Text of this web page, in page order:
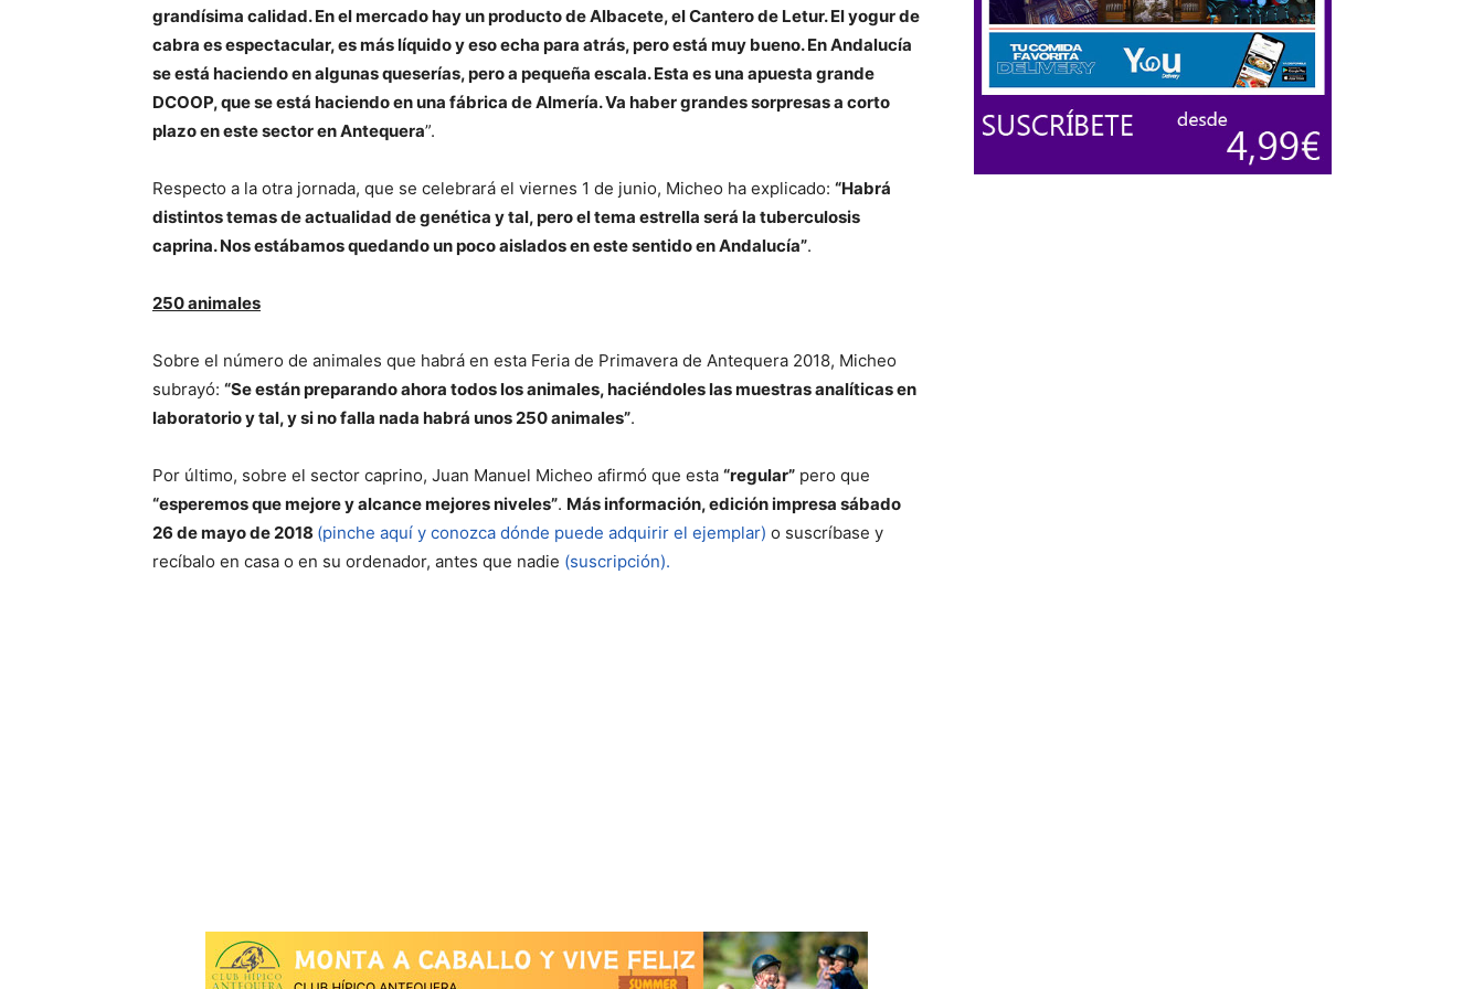
grandísima calidad. En el mercado hay un producto de Albacete, el Cantero de Letur. El yogur de
cabra es espectacular, es más líquido y eso echa para atrás, pero está muy bueno. En Andalucía
se está haciendo en algunas queserías, pero a pequeña escala. Esta es una apuesta grande
DCOOP, que se está haciendo en una fábrica de Almería. Va haber grandes sorpresas a corto
plazo en este sector en Antequera”.
Respecto a la otra jornada, que se celebrará el viernes 1 de junio, Micheo ha explicado: “Habrá
distintos temas de actualidad de genética y tal, pero el tema estrella será la tuberculosis
caprina. Nos estábamos quedando un poco aislados en este sentido en Andalucía”.
250 animales
Sobre el número de animales que habrá en esta Feria de Primavera de Antequera 2018, Micheo
subrayó: “Se están preparando ahora todos los animales, haciéndoles las muestras analíticas en
laboratorio y tal, y si no falla nada habrá unos 250 animales”.
Por último, sobre el sector caprino, Juan Manuel Micheo afirmó que esta “regular” pero que
“esperemos que mejore y alcance mejores niveles”. Más información, edición impresa sábado
26 de mayo de 2018 (pinche aquí y conozca dónde puede adquirir el ejemplar) o suscríbase y
recíbalo en casa o en su ordenador, antes que nadie (suscripción).